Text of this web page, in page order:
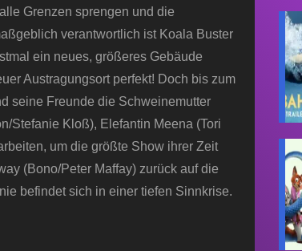
Grenzen sprengen und die
verantwortlich ist Koala Buster
ein neues, größeres Gebäude
Austragungsort perfekt! Doch bis zum
seine Freunde die Schweinemutter
Stefanie Kloß), Elefantin Meena (Tori
um die größte Show ihrer Zeit
(Bono/Peter Maffay) zurück auf die
befindet sich in einer tiefen Sinnkrise.